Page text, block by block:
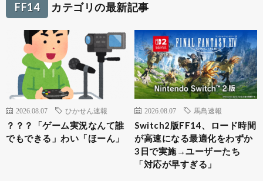
FF14 カテゴリの最新記事
2026.08.07 ひかせん速報
？？？「ゲーム実況なんて誰
でもできる」わい「ほーん」
2026.08.07 馬鳥速報
Switch2版FF14、ロード時間
が高速になる最適化をわずか
3日で実施→ユーザーたち
「対応が早すぎる」